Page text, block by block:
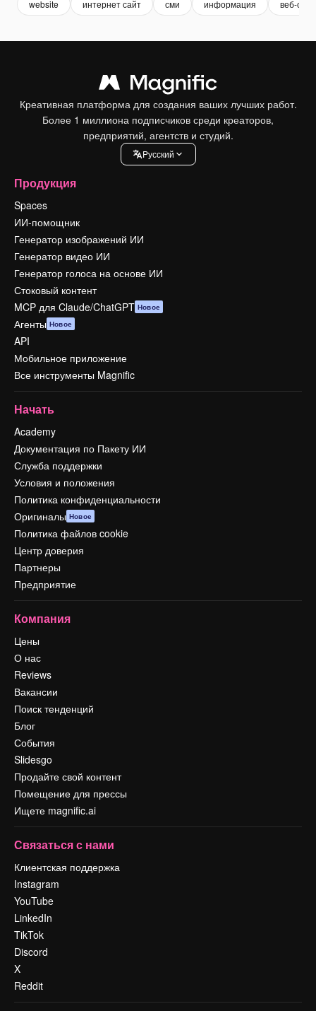
website интернет сайт сми информация веб-сайт
Креативная платформа для создания ваших лучших работ.
Более 1 миллиона подписчиков среди креаторов,
предприятий, агентств и студий.
Pусский
Продукция
Spaces
ИИ-помощник
Генератор изображений ИИ
Генератор видео ИИ
Генератор голоса на основе ИИ
Стоковый контент
MCP для Claude/ChatGPT Новое
Агенты Новое
API
Мобильное приложение
Все инструменты Magnific
Начать
Academy
Документация по Пакету ИИ
Служба поддержки
Условия и положения
Политика конфиденциальности
Оригиналы Новое
Политика файлов cookie
Центр доверия
Партнеры
Предприятие
Компания
Цены
О нас
Reviews
Вакансии
Поиск тенденций
Блог
События
Slidesgo
Продайте свой контент
Помещение для прессы
Ищете magnific.ai
Связаться с нами
Клиентская поддержка
Instagram
YouTube
LinkedIn
TikTok
Discord
X
Reddit